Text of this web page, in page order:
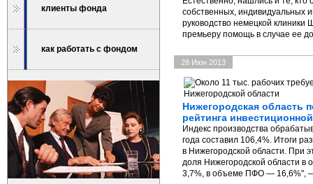
клиенты фонда
как работать с фондом
собственных, индивидуальных
руководство немецкой клиники
премьеру помощь в случае ее
28 Июн 2013
Нижегородская область
рейтинга
Индекс производства
года составил 106,4%. Итоги
в Нижегородской области. При
доля Нижегородской области в
3,7%, в объеме ПФО — 16,6%",